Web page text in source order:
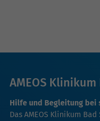
AMEOS
Hilfe und Begleitung bei
Das AMEOS Klinikum